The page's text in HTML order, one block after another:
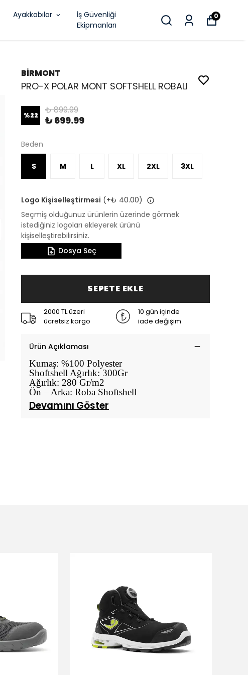
Ayakkabılar
İş Güvenliği
Ekipmanları
0
BİRMONT
PRO-X POLAR MONT SOFTSHELL ROBALI
%22 ₺ 899.99
₺ 699.99
Beden
S M L XL 2XL 3XL
Logo Kişiselleştirmesi (+₺ 40.00)
Seçmiş olduğunuz ürünlerin üzerinde görmek
istediğiniz logoları ekleyerek ürünü
kişiselleştirebilirsiniz.
Dosya Seç
SEPETE EKLE
2000 TL üzeri
ücretsiz kargo
10 gün içinde
iade değişim
Ürün Açıklaması
Kumaş: %100 Polyester
Shoftshell Ağırlık: 300Gr
Ağırlık: 280 Gr/m2
Ön – Arka: Roba Shoftshell
Devamını Göster